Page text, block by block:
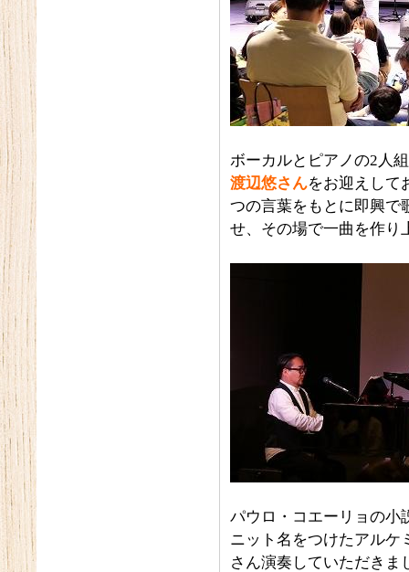
ボーカルとピアノの2人
渡辺悠さんをお迎えして
つの言葉をもとに即興で
せ、その場で一曲を作り
パウロ・コエーリョの小
ニット名をつけたアルケ
さん演奏していただきま